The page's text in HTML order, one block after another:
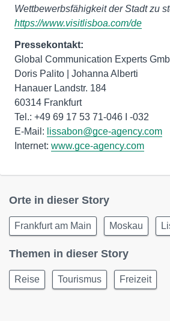
Wettbewerbsfähigkeit der Stadt zu
https://www.visitlisboa.com/de
Pressekontakt:
Global Communication Experts
Doris Palito | Johanna Alberti
Hanauer Landstr. 184
60314 Frankfurt
Tel.: +49 69 17 53 71-046 I -032
E-Mail: lissabon@gce-agency.com
Internet: www.gce-agency.com
Orte in dieser Story
Frankfurt am Main Moskau
Themen in dieser Story
Reise Tourismus Freizeit